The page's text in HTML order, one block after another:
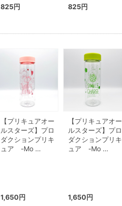
825円 825円
【プリキュアオー
ルスターズ】プロ
ダクションプリキ
ュア -Mo …
1,650円
【プリキュアオー
ルスターズ】プロ
ダクションプリキ
ュア -Mo …
1,650円